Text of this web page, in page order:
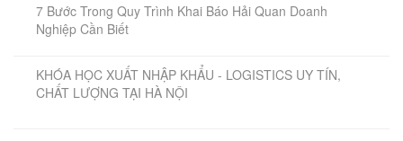
7 Bước Trong Quy Trình Khai Báo Hải Quan Doanh
Nghiệp Cần Biết
KHÓA HỌC XUẤT NHẬP KHẨU - LOGISTICS UY TÍN,
CHẤT LƯỢNG TẠI HÀ NỘI